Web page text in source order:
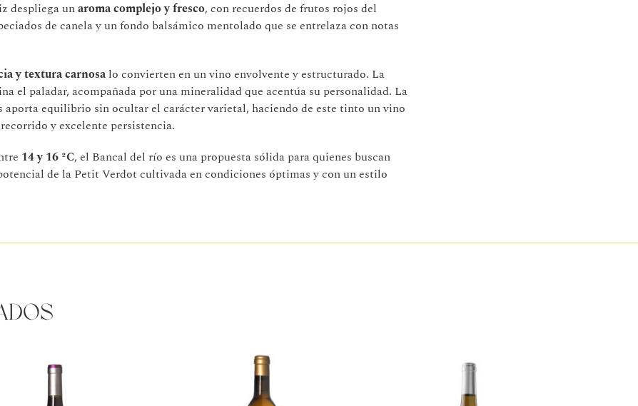
despliega unaroma complejo y fresco, con recuerdos de frutos rojos del
de canela y un fondo balsámico mentolado que se entrelaza con notas
y textura carnosalo convierten en un vino envolvente y estructurado. La
el paladar, acompañada por una mineralidad que acentúa su personalidad. La
aporta equilibrio sin ocultar el carácter varietal, haciendo de este tinto un vino
y excelente persistencia.
14 y 16 ºC, el Bancal del río es una propuesta sólida para quienes buscan
de la Petit Verdot cultivada en condiciones óptimas y con un estilo